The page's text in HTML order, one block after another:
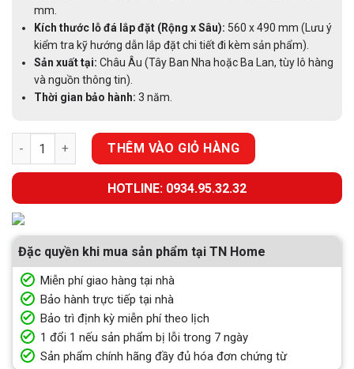
mm.
Kích thước lỗ đá lắp đặt (Rộng x Sâu): 560 x 490 mm (Lưu ý
kiểm tra kỹ hướng dẫn lắp đặt chi tiết đi kèm sản phẩm).
Sản xuất tại: Châu Âu (Tây Ban Nha hoặc Ba Lan, tùy lô hàng
và nguồn thông tin).
Thời gian bảo hành: 3 năm.
BẾP ĐIỆN 3 VÙNG NẤU HAFELE HC-R603D (536.01.901) số lượng
THÊM VÀO GIỎ HÀNG
HOTLINE: 0934.95.32.32
Đặc quyền khi mua sản phẩm tại TN Home
Miễn phí giao hàng tại nhà
Bảo hành trực tiếp tại nhà
Bảo trì định kỳ miễn phí theo lịch
1 đổi 1 nếu sản phẩm bị lỗi trong 7 ngày
Sản phẩm chính hãng đầy đủ hóa đơn chứng từ